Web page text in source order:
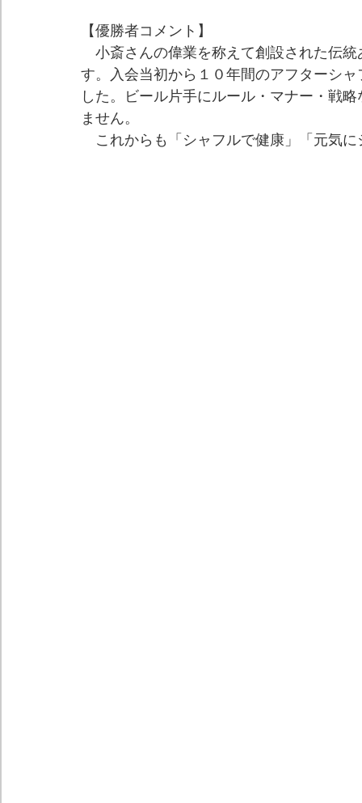
【​優勝者コメント】
　小斎さんの偉業を称えて創設された伝
す。入会当初から１０年間のアフターシ
した。ビール片手にルール・マナー・戦
ません。
これからも「シャフルで健康」「元気